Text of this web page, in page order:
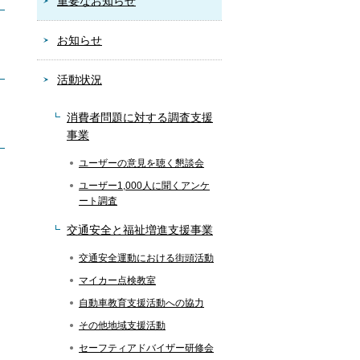
お知らせ
活動状況
消費者問題に対する調査支援
事業
ユーザーの意見を聴く懇談会
ユーザー1,000人に聞くアンケ
ート調査
交通安全と福祉増進支援事業
交通安全運動における街頭活動
マイカー点検教室
自動車教育支援活動への協力
その他地域支援活動
セーフティアドバイザー研修会